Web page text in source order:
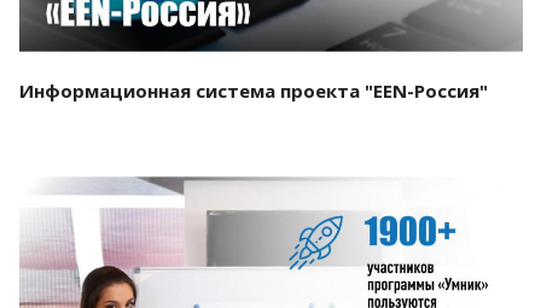
Информационная система проекта "EEN-Россия"